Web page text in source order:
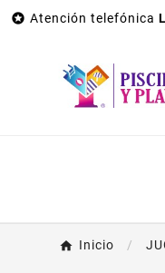
 Atención telefónica
Inicio